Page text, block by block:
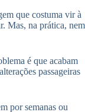
que costuma vir à
Mas, na prática, nem
é que acabam
passageiras
por semanas ou